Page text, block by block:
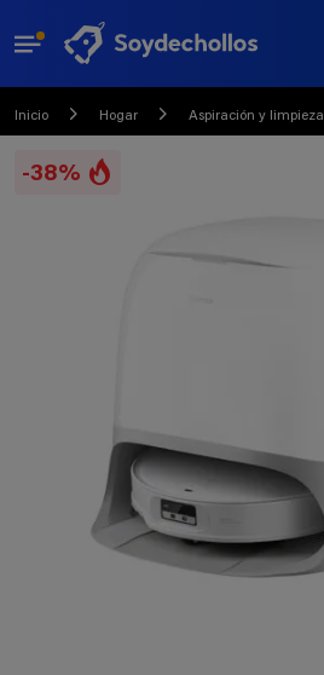
Inicio Hogar Aspiración y limpieza
-38%